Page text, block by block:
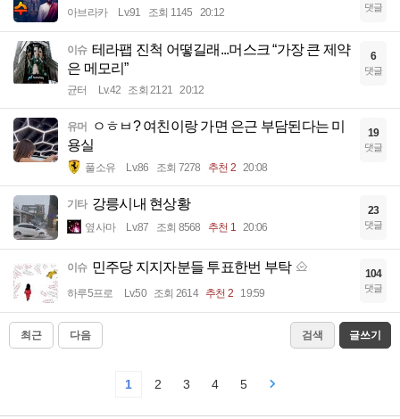
아브라카 Lv.91 조회 1145 20:12 댓글
이슈 테라팹 진척 어떻길래...머스크 “가장 큰 제약
은 메모리”
균터 Lv.42 조회 2121 20:12
6
댓글
유머
ㅇㅎㅂ? 여친이랑 가면 은근 부담된다는 미
용실
풀소유 Lv.86 조회 7278 추천 2 20:08
19
댓글
기타 강릉시내 현상황
옆사마 Lv.87 조회 8568 추천 1 20:06
23
댓글
이슈 민주당 지지자분들 투표한번 부탁
하루5프로 Lv.50 조회 2614 추천 2 19:59
104
댓글
최근 다음 검색 글쓰기
1 2 3 4 5